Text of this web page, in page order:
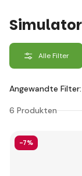
Alle Filter
Angewandte Filter:
6 Produkten
-7%